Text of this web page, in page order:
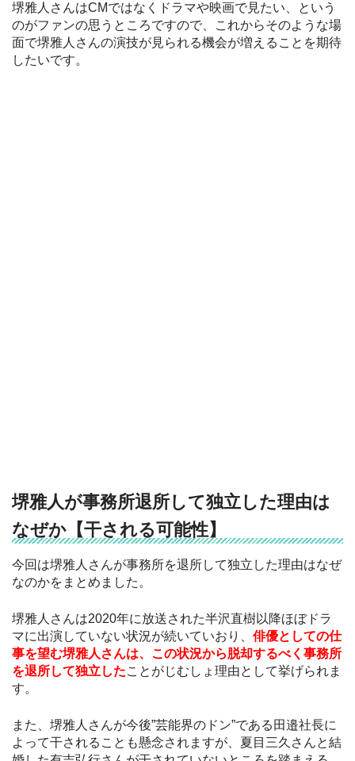
堺雅人さんはCMではなくドラマや映画で見たい、という
のがファンの思うところですので、これからそのような場
面で堺雅人さんの演技が見られる機会が増えることを期待
したいです。
堺雅人が事務所退所して独立した理由は
なぜか【干される可能性】
今回は堺雅人さんが事務所を退所して独立した理由はなぜ
なのかをまとめました。
堺雅人さんは2020年に放送された半沢直樹以降ほぼドラ
マに出演していない状況が続いていおり、 俳優としての仕
事を望む堺雅人さんは、この状況から脱却するべく事務所
を退所して独立したことがじむしょ理由として挙げられま
す。
また、堺雅人さんが今後”芸能界のドン”である田邉社長に
よって干されることも懸念されますが、夏目三久さんと結